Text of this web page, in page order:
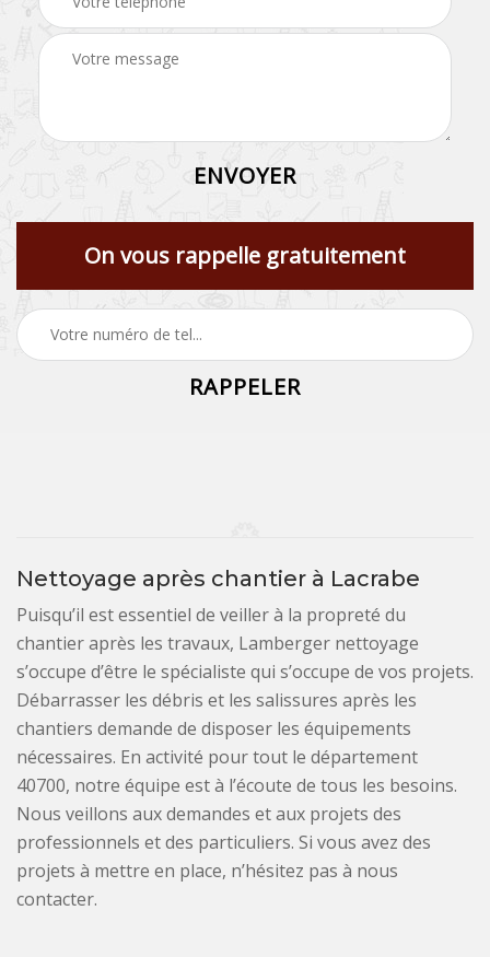
On vous rappelle gratuitement
Nettoyage après chantier à Lacrabe
Puisqu’il est essentiel de veiller à la propreté du
chantier après les travaux, Lamberger nettoyage
s’occupe d’être le spécialiste qui s’occupe de vos projets.
Débarrasser les débris et les salissures après les
chantiers demande de disposer les équipements
nécessaires. En activité pour tout le département
40700, notre équipe est à l’écoute de tous les besoins.
Nous veillons aux demandes et aux projets des
professionnels et des particuliers. Si vous avez des
projets à mettre en place, n’hésitez pas à nous
contacter.